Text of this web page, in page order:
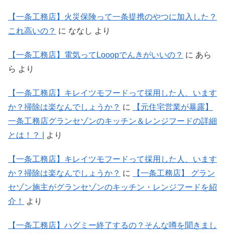
【一条工務店】火災保険って一条提携のやつに加入した？
これ高いの？ に ななし より
【一条工務店】電気ってLooopでんきがいいの？ に あら
ら より
【一条工務店】キレイツモフードって採用した人、います
か？掃除は楽なんでしょうか？ に
【元住宅営業が暴露】
一条工務店グランセゾンのキッチン＆レンジフードの詳細
とは！？ |
より
【一条工務店】キレイツモフードって採用した人、います
か？掃除は楽なんでしょうか？ に
【一条工務店】 グラン
セゾン施主がグランセゾンのキッチン・レンジフードを紹
介！
より
【一条工務店】ハグミー終了するの？そんな噂を聞きまし